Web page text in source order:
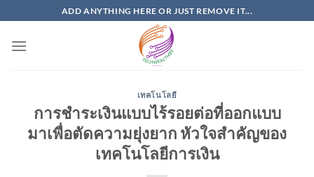
to
content
ADD ANYTHING HERE OR JUST REMOVE IT...
เทคโนโลยี
การชำระเงินแบบไร้รอยต่อที่ออกแบบ
มาเพื่อตัดความยุ่งยาก หัวใจสำคัญของ
เทคโนโลยีการเงิน